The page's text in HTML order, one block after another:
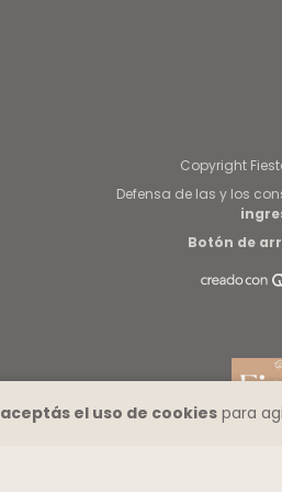
aceptás el uso de cookies para
Copyright
Defensa de las y los
Botón de